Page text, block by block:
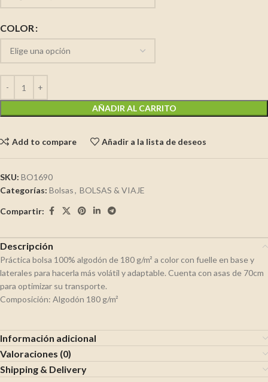
COLOR
AÑADIR AL CARRITO
Add to compare Añadir a la lista de deseos
SKU: BO1690
Categorías: Bolsas, BOLSAS & VIAJE
Compartir:
Descripción
Práctica bolsa 100% algodón de 180 g/m² a color con fuelle en base y
laterales para hacerla más volátil y adaptable. Cuenta con asas de 70cm
para optimizar su transporte.
Composición: Algodón 180 g/m²
Información adicional
Valoraciones (0)
Shipping & Delivery